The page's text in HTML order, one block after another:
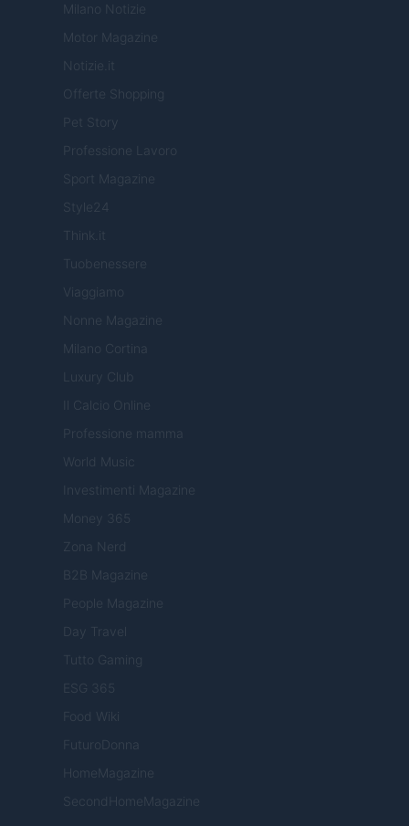
Milano Notizie
Motor Magazine
Notizie.it
Offerte Shopping
Pet Story
Professione Lavoro
Sport Magazine
Style24
Think.it
Tuobenessere
Viaggiamo
Nonne Magazine
Milano Cortina
Luxury Club
Il Calcio Online
Professione mamma
World Music
Investimenti Magazine
Money 365
Zona Nerd
B2B Magazine
People Magazine
Day Travel
Tutto Gaming
ESG 365
Food Wiki
FuturoDonna
HomeMagazine
SecondHomeMagazine